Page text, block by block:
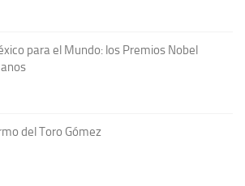
para el Mundo: los Premios Nobel
del Toro Gómez